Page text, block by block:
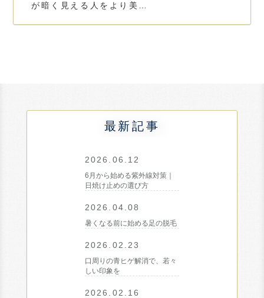
が暗く見える人をより美…
最新記事
2026.06.12
6月から始める紫外線対策｜
日焼け止めの選び方
2026.04.08
暑くなる前に始める足の脱毛
2026.02.23
口周りの青ヒゲ解消で、若々
しい印象を
2026.02.16